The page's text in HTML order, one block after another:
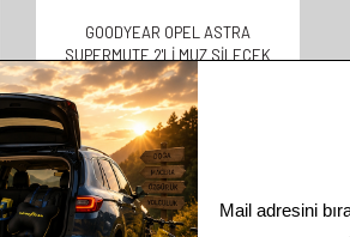
GOODYEAR OPEL ASTRA
SUPERMUTE 2'LI MUZ SILECEK
TAKIMI 2017-2022 SEDAN
(700MM+600MM)
610,00TL
305,00TL